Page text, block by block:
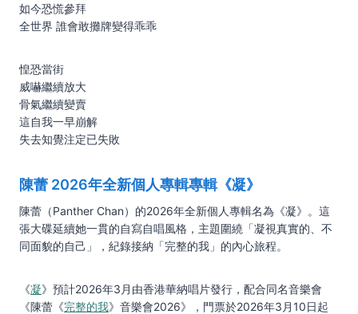
如今恐慌參拜
全世界 誰會敢攤牌變得乖乖
惶恐當街
威嚇繼續放大
骨氣繼續變賣
這自我一早崩解
失去知覺注定已失敗
陳蕾 2026年全新個人專輯專輯《凝》
陳蕾（Panther Chan）的2026年全新個人專輯名為《凝》。這
張大碟延續她一貫的自寫自唱風格，主題圍繞「凝視真實的、不
同面貌的自己」，紀錄接納「完整的我」的內心旅程。
《凝》預計2026年3月由香港華納唱片發行，配合同名音樂會
《陳蕾《完整的我》音樂會2026》，門票於2026年3月10日起